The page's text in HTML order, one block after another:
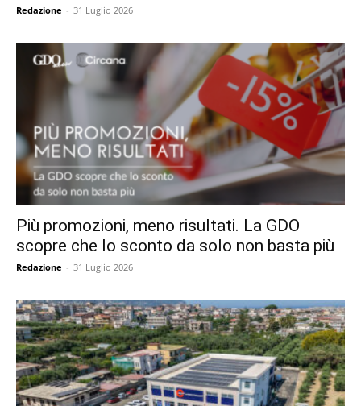
Redazione - 31 Luglio 2026
Più promozioni, meno risultati. La GDO
scopre che lo sconto da solo non basta più
Redazione - 31 Luglio 2026